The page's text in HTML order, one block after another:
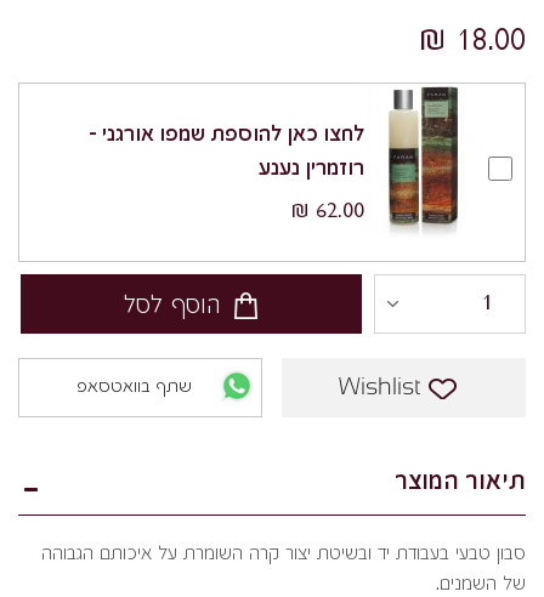
18.00 ₪
לחצו כאן להוספת שמפו אורגני –
רוזמרין נענע
62.00 ₪
הוסף לסל
Wishlist שתף בוואטסאפ
תיאור המוצר
סבון טבעי בעבודת יד ובשיטת יצור קרה השומרת על איכותם הגבוהה
של השמנים.